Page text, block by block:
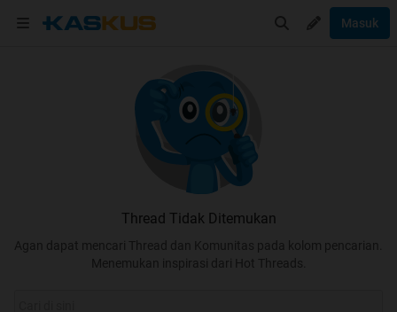
Masuk
Thread Tidak Ditemukan
Agan dapat mencari Thread dan Komunitas pada kolom pencarian.
Menemukan inspirasi dari Hot Threads.